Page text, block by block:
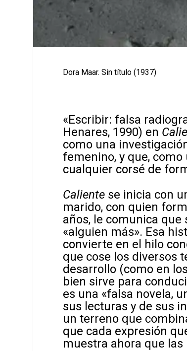
Dora Maar. Sin título (1937)
«Escribir: falsa
Henares, 1990) en
como una
femenino, y que,
cualquier corsé de
Caliente se inicia con
marido, con quien
años, le comunica
«alguien más». Esa
convierte en el hilo
que cose los diversos
desarrollo (como en
bien sirve para
es una «falsa novela,
sus lecturas y de sus
un terreno que
que cada expresión
muestra ahora que